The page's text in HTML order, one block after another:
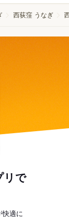
西荻窪 うなぎ
リで
快適に